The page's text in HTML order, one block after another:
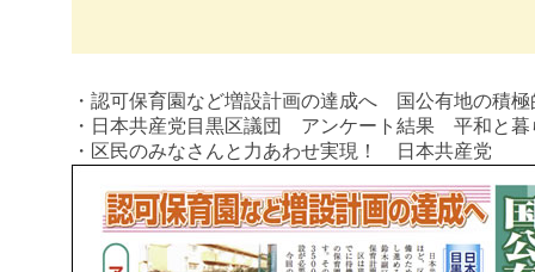
・認可保育園など増設計画の達成へ 国公有地の積極
・日本共産党目黒区議団 アンケート結果 平和と暮
・区民のみなさんと力あわせ実現！ 日本共産党